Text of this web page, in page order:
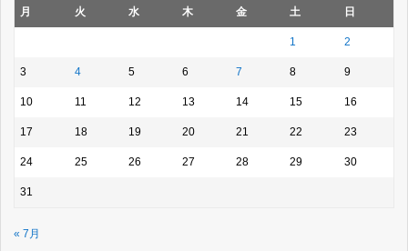
月 火 水 木 金 土 日
1 2
3 4 5 6 7 8 9
10 11 12 13 14 15 16
17 18 19 20 21 22 23
24 25 26 27 28 29 30
31
« 7月